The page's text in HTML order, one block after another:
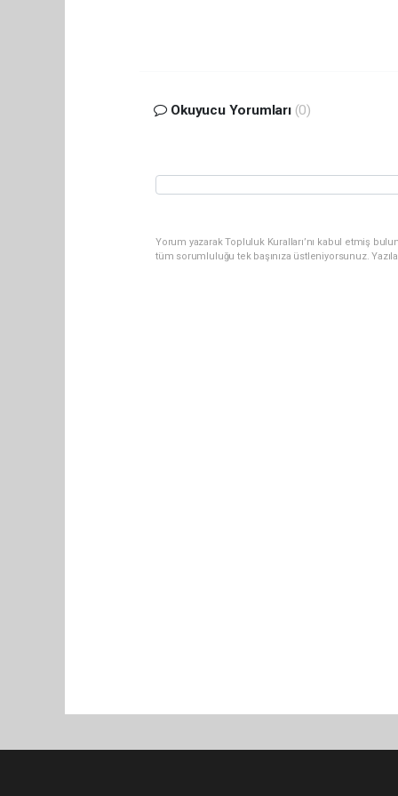
Okuyucu Yorumları (0)
Yorum yazarak Topluluk Kuralları’nı kabul etmiş
tüm sorumluluğu tek başınıza üstleniyorsunuz.